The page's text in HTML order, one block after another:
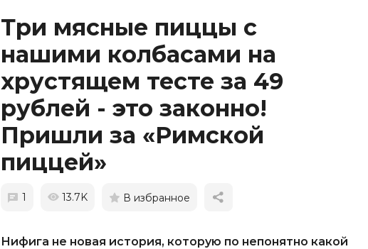
Три мясные пиццы с
нашими колбасами на
хрустящем тесте за 49
рублей - это законно!
Пришли за «Римской
пиццей»
1 13.7K В избранное
Нифига не новая история, которую по непонятно какой